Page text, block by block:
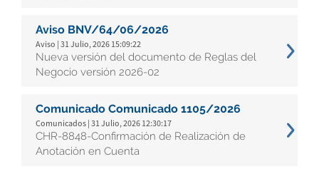
Aviso BNV/64/06/2026
Aviso | 31 Julio, 2026 15:09:22
Nueva versión del documento de Reglas del
Negocio versión 2026-02
Comunicado Comunicado 1105/2026
Comunicados | 31 Julio, 2026 12:30:17
CHR-8848-Confirmación de Realización de
Anotación en Cuenta